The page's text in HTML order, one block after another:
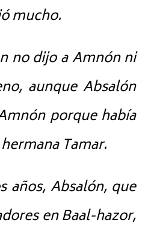
mucho.
no dijo a Amnón ni
aunque Absalón
porque había
Tamar.
años, Absalón, que
en Baal-hazor,